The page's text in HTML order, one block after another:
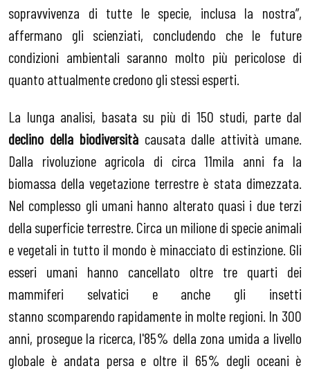
sopravvivenza di tutte le specie, inclusa la nostra”,
affermano gli scienziati, concludendo che le future
condizioni ambientali saranno molto più pericolose di
quanto attualmente credono gli stessi esperti.
La lunga analisi, basata su più di 150 studi, parte dal
declino della biodiversitàcausata dalle attività umane.
Dalla rivoluzione agricola di circa 11mila anni fa la
biomassa della vegetazione terrestre è stata dimezzata.
Nel complesso gli umani hanno alterato quasi i due terzi
della superficie terrestre. Circa un milione di specie animali
e vegetali in tutto il mondo è minacciato di estinzione. Gli
esseri umani hanno cancellato oltre tre quarti dei
mammiferi selvatici e anche gli insetti
stanno scomparendo rapidamente in molte regioni. In 300
anni, prosegue la ricerca, l'85% della zona umida a livello
globale è andata persa e oltre il 65% degli oceani è